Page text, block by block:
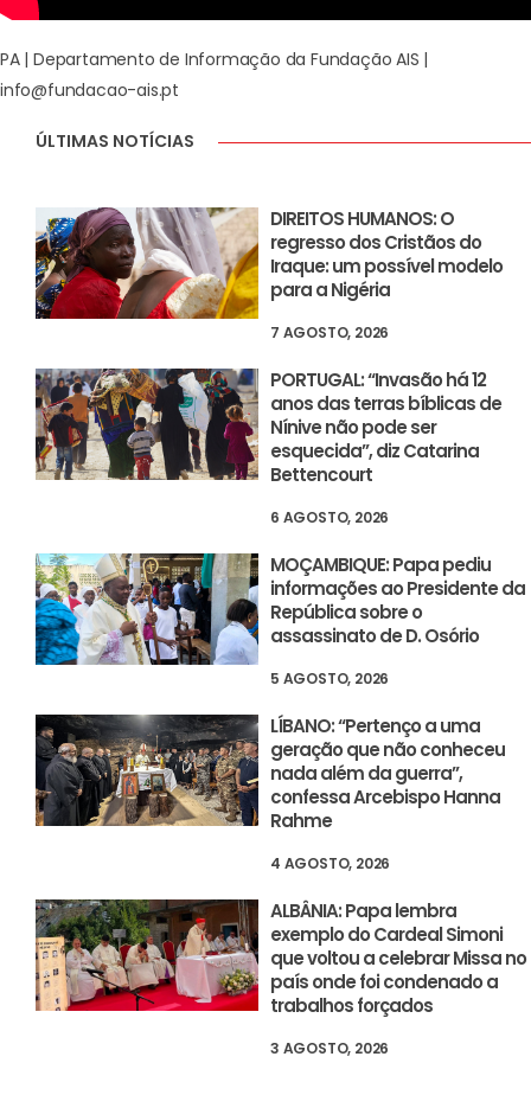
PA | Departamento de Informação da Fundação AIS |
info@fundacao-ais.pt
ÚLTIMAS NOTÍCIAS
DIREITOS HUMANOS: O
regresso dos Cristãos do
Iraque: um possível modelo
para a Nigéria
7 AGOSTO, 2026
PORTUGAL: “Invasão há 12
anos das terras bíblicas de
Nínive não pode ser
esquecida”, diz Catarina
Bettencourt
6 AGOSTO, 2026
MOÇAMBIQUE: Papa pediu
informações ao Presidente da
República sobre o
assassinato de D. Osório
5 AGOSTO, 2026
LÍBANO: “Pertenço a uma
geração que não conheceu
nada além da guerra”,
confessa Arcebispo Hanna
Rahme
4 AGOSTO, 2026
ALBÂNIA: Papa lembra
exemplo do Cardeal Simoni
que voltou a celebrar Missa no
país onde foi condenado a
trabalhos forçados
3 AGOSTO, 2026